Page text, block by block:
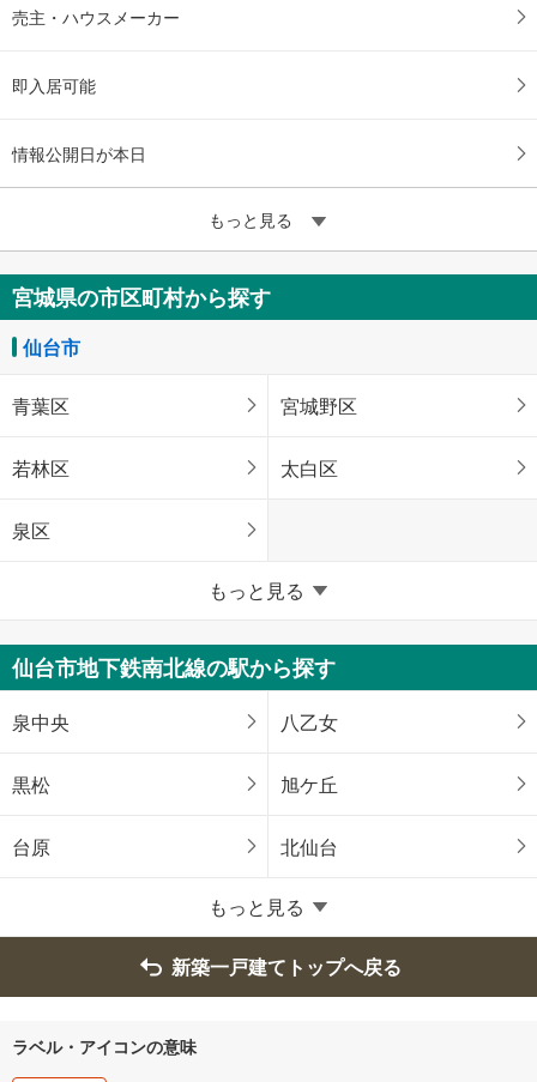
売主・ハウスメーカー
即入居可能
情報公開日が本日
もっと見る
宮城県の市区町村から探す
仙台市
青葉区 宮城野区
若林区 太白区
泉区
宮城県のそのほかの地域
石巻市 塩竈市
気仙沼市 白石市
名取市 角田市
多賀城市 岩沼市
栗原市
大崎市
もっと見る
仙台市地下鉄南北線の駅から探す
泉中央 八乙女
黒松 旭ケ丘
台原 北仙台
もっと見る
新築一戸建てトップへ戻る
ラベル・アイコンの意味